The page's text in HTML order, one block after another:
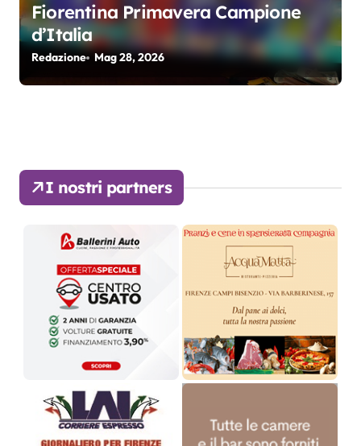
Fiorentina Primavera Campione
d’Italia
Redazione Mag 28, 2026
I nostri partners